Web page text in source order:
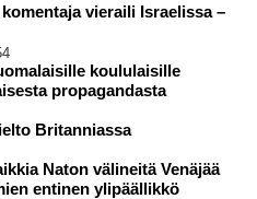
vieraili Israelissa –
koululaisille
propagandasta
Britanniassa
Naton välineitä Venäjää
entinen ylipäällikkö